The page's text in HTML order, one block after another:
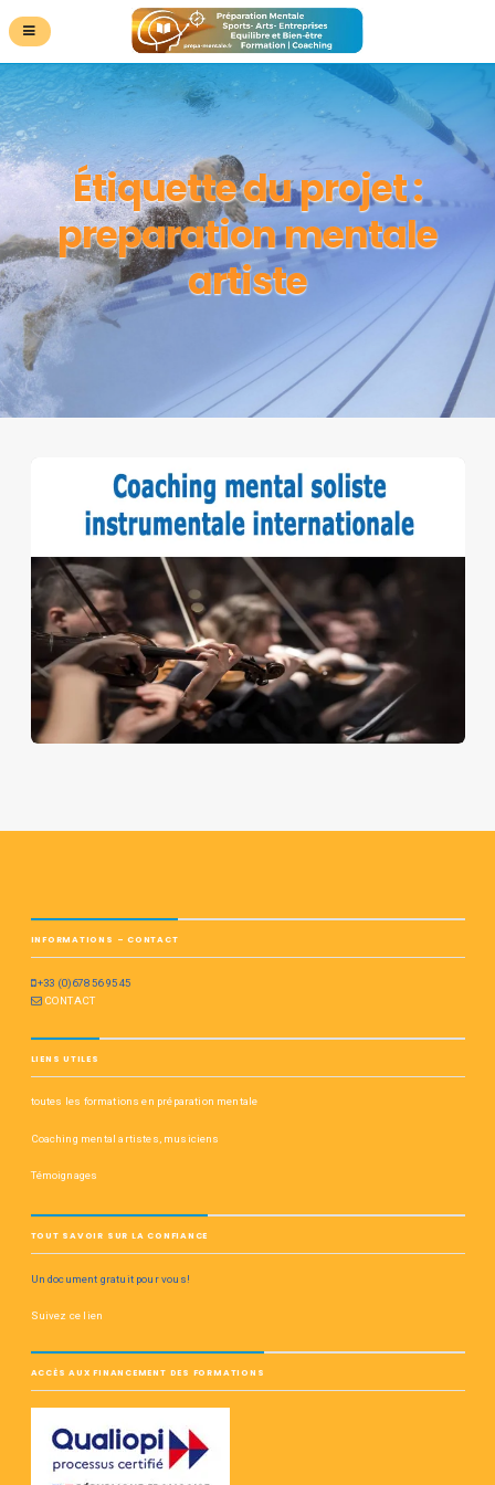
Étiquette du projet :
preparation mentale
artiste
INFORMATIONS – CONTACT
+33 (0)678 56 95 45
CONTACT
LIENS UTILES
toutes les formations en préparation mentale
Coaching mental artistes, musiciens
Témoignages
TOUT SAVOIR SUR LA CONFIANCE
Un document gratuit pour vous!
Suivez ce lien
ACCÈS AUX FINANCEMENT DES FORMATIONS